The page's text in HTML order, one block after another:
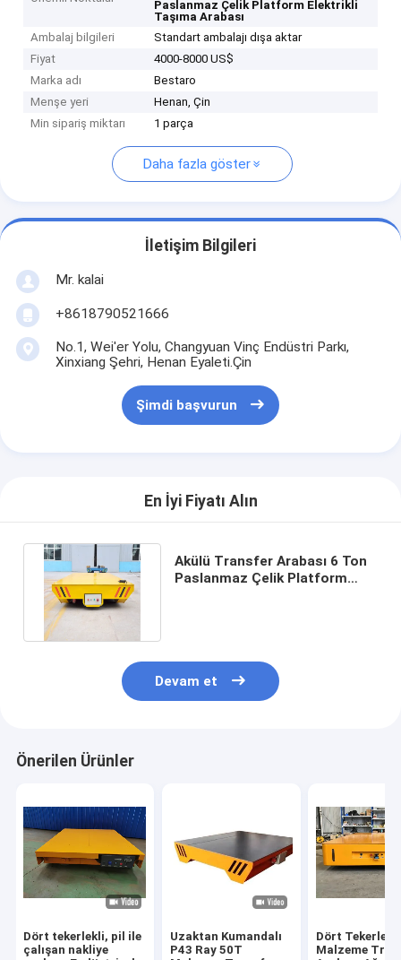
Paslanmaz Çelik Platform Elektrikli
Taşıma Arabası
Ambalaj bilgileri
Standart ambalajı dışa aktar
Fiyat
4000-8000 US$
Marka adı
Bestaro
Menşe yeri
Henan, Çin
Min sipariş miktarı
1 parça
Daha fazla göster
İletişim Bilgileri
Mr. kalai
+8618790521666
No.1, Wei'er Yolu, Changyuan Vinç Endüstri Parkı,
Xinxiang Şehri, Henan Eyaleti.Çin
Şimdi başvurun
En İyi Fiyatı Alın
Akülü Transfer Arabası 6 Ton
Paslanmaz Çelik Platform
Devam et
Önerilen Ürünler
Dört tekerlekli, pil ile
çalışan nakliye
Uzaktan Kumandalı
P43 Ray 50T
Dört
Malzeme